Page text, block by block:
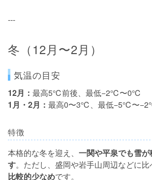
---
冬（12月〜2月）
気温の目安
12月： 最高5℃前後、最低−2℃〜0℃
1月・2月： 最高0〜3℃、最低−5℃〜
特徴
本格的な冬を迎え、 一関や平泉でも雪
す。ただし、盛岡や岩手山周辺などに比
比較的少なめです。